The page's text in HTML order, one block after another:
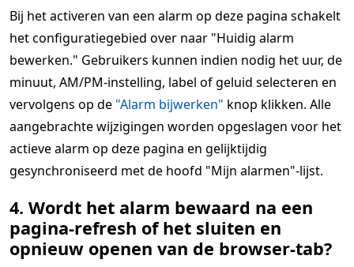
Bij het activeren van een alarm op deze pagina schakelt
het configuratiegebied over naar "Huidig alarm
bewerken." Gebruikers kunnen indien nodig het uur, de
minuut, AM/PM-instelling, label of geluid selecteren en
vervolgens op de "Alarm bijwerken" knop klikken. Alle
aangebrachte wijzigingen worden opgeslagen voor het
actieve alarm op deze pagina en gelijktijdig
gesynchroniseerd met de hoofd "Mijn alarmen"-lijst.
4. Wordt het alarm bewaard na een
pagina-refresh of het sluiten en
opnieuw openen van de browser-tab?